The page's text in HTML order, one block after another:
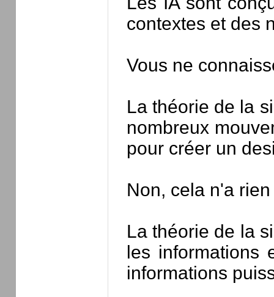
contextes et des
Vous ne
La théorie de la
nombreux
pour créer un
Non, cela n'a
La théorie de la
les informations
informations